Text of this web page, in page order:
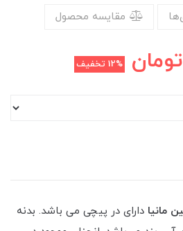
مقایسه محصول
تومان 12% تخفیف
مانیا دارای در پیچی می باشد. بدنه